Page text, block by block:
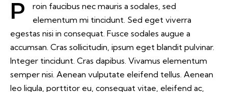
Proin faucibus nec mauris a sodales, sed
elementum mi tincidunt. Sed eget viverra
egestas nisi in consequat. Fusce sodales augue a
accumsan. Cras sollicitudin, ipsum eget blandit pulvinar.
Integer tincidunt. Cras dapibus. Vivamus elementum
semper nisi. Aenean vulputate eleifend tellus. Aenean
leo ligula, porttitor eu, consequat vitae, eleifend ac,